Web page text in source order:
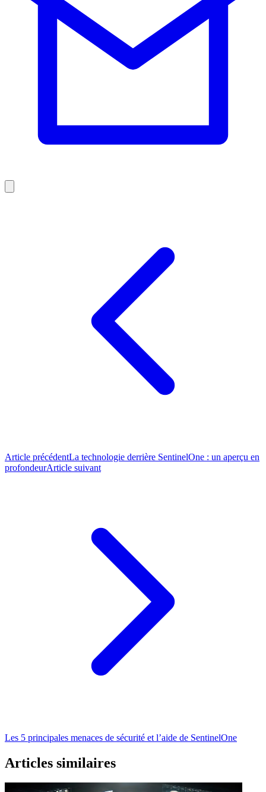
Article précédentLa technologie derrière SentinelOne : un aperçu en
profondeurArticle suivant
Les 5 principales menaces de sécurité et l’aide de SentinelOne
Articles similaires